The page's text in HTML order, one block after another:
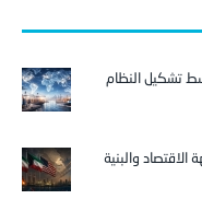
تشكيل النظام
والبنية